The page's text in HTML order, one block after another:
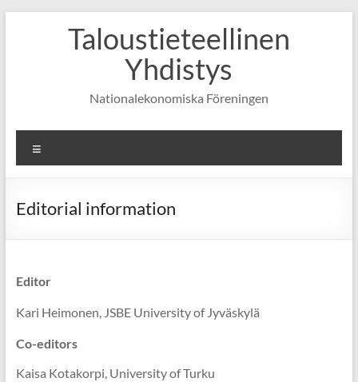
Taloustieteellinen
Yhdistys
Nationalekonomiska Föreningen
Editorial information
Editor
Kari Heimonen, JSBE University of Jyväskylä
Co-editors
Kaisa Kotakorpi, University of Turku